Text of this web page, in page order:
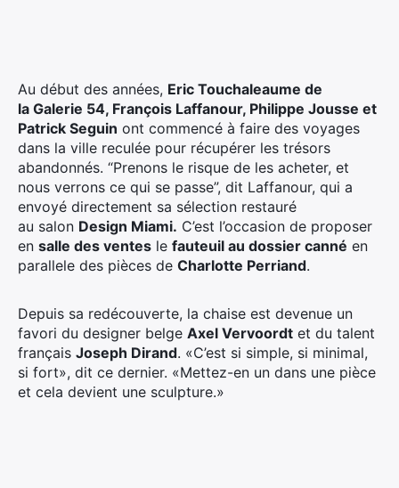
Au début des années, Eric Touchaleaume de
la Galerie 54, François Laffanour, Philippe Jousse et
Patrick Seguin ont commencé à faire des voyages
dans la ville reculée pour récupérer les trésors
abandonnés. “Prenons le risque de les acheter, et
nous verrons ce qui se passe”, dit Laffanour, qui a
envoyé directement sa sélection restauré
au salon Design Miami. C’est l’occasion de proposer
en salle des ventes le fauteuil au dossier canné en
parallele des pièces de Charlotte Perriand.
Depuis sa redécouverte, la chaise est devenue un
favori du designer belge Axel Vervoordt et du talent
français Joseph Dirand. «C’est si simple, si minimal,
si fort», dit ce dernier. «Mettez-en un dans une pièce
et cela devient une sculpture.»